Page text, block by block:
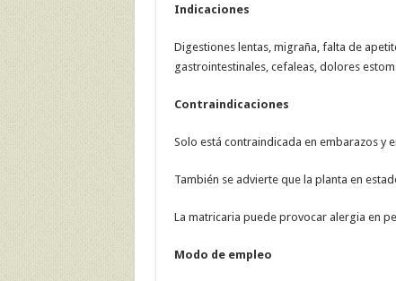
Indicaciones
Digestiones lentas, migraña, falta de
gastrointestinales, cefaleas, dolores
Contraindicaciones
Solo está contraindicada en embarazos y
También se advierte que la planta en
La matricaria puede provocar alergia en
Modo de empleo